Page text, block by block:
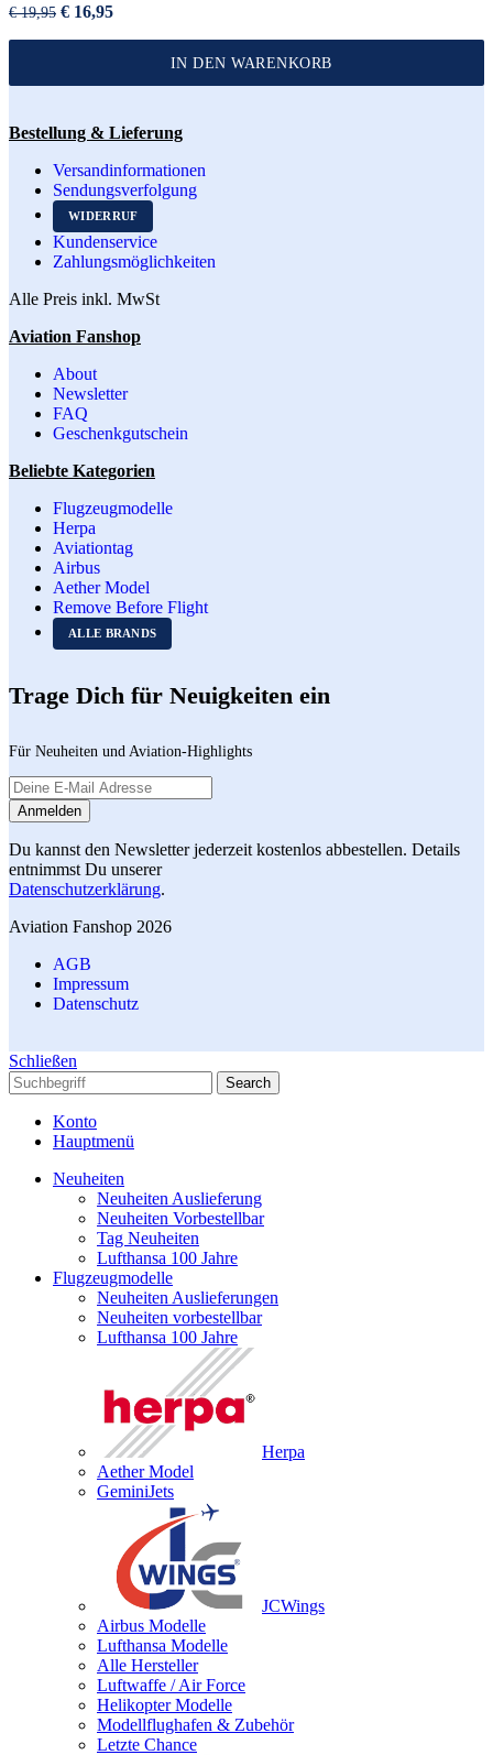
€19,95 Ursprünglicher
€ 16,95Aktueller
IN DEN WARENKORB
Bestellung & Lieferung
Versandinformationen
Sendungsverfolgung
WIDERRUF
Kundenservice
Zahlungsmöglichkeiten
Alle Preis inkl. MwSt
Aviation Fanshop
About
Newsletter
FAQ
Geschenkgutschein
Beliebte Kategorien
Flugzeugmodelle
Herpa
Aviationtag
Airbus
Aether Model
Remove Before Flight
ALLE BRANDS
Trage Dich für Neuigkeiten ein
Für Neuheiten und Aviation-Highlights
Du kannst den Newsletter jederzeit kostenlos abbestellen. Details
entnimmst Du unserer
Datenschutzerklärung.
Aviation Fanshop 2026
AGB
Impressum
Datenschutz
Schließen
Search
Konto
Hauptmenü
Neuheiten
Neuheiten Auslieferung
Neuheiten Vorbestellbar
Tag Neuheiten
Lufthansa 100 Jahre
Flugzeugmodelle
Neuheiten Auslieferungen
Neuheiten vorbestellbar
Lufthansa 100 Jahre
Herpa
Aether Model
GeminiJets
JCWings
Airbus Modelle
Lufthansa Modelle
Alle Hersteller
Luftwaffe / Air Force
Helikopter Modelle
Modellflughafen & Zubehör
Letzte Chance